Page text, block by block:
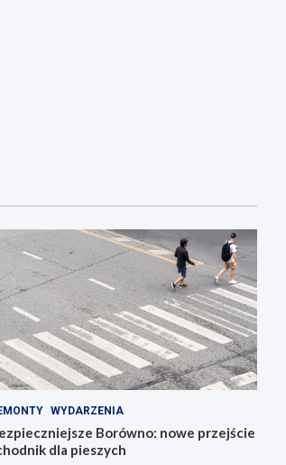
WYDARZENIA
Borówno: nowe przejście
dla pieszych